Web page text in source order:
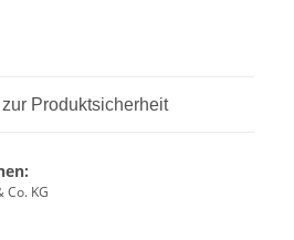
Produktsicherheit
Co. KG